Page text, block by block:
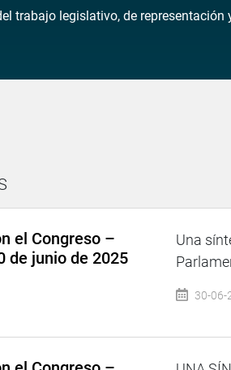
trabajo legislativo, de
el Congreso –
de junio de 2025
Una
30-06-